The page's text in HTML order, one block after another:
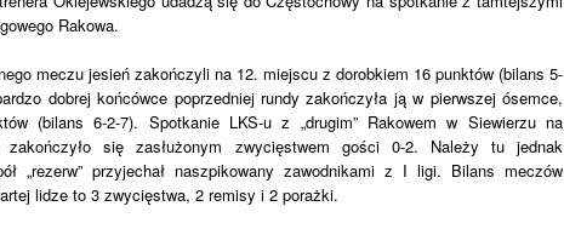
Rakowa.
meczu jesień zakończyli na 12. miejscu z dorobkiem 16 punktów (bilans 5-
dobrej końcówce poprzedniej rundy zakończyła ją w pierwszej ósemce,
(bilans 6-2-7). Spotkanie LKS-u z „drugim” Rakowem w Siewierzu na
zakończyło się zasłużonym zwycięstwem gości 0-2. Należy tu jednak
„rezerw” przyjechał naszpikowany zawodnikami z I ligi. Bilans meczów
lidze to 3 zwycięstwa, 2 remisy i 2 porażki.